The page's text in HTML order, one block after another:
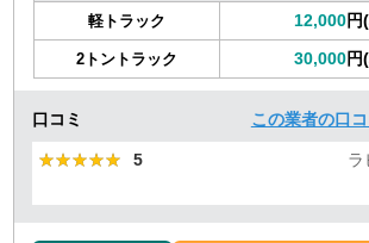
軽トラック 12,000円
2トントラック 30,000円
口コミ この業者の口
★★★★★
★★★★★ 5 ラ